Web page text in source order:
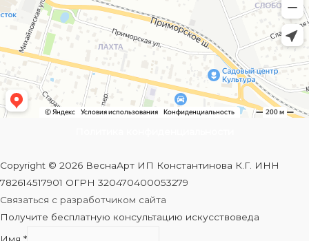
Copyright © 2026 ВеснаАрт ИП Константинова К.Г. ИНН
782614517901 ОГРН 320470400053279
Связаться с разработчиком сайта
Получите бесплатную консультацию искусствоведа